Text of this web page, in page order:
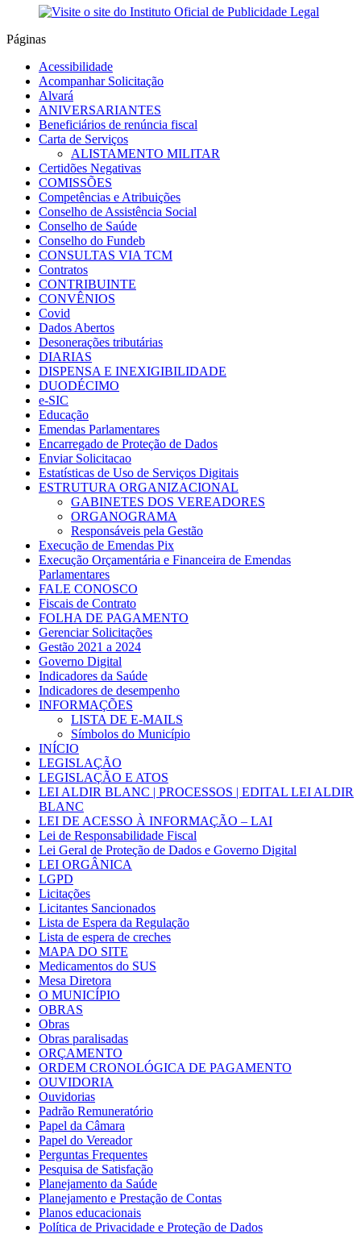
Páginas
Acessibilidade
Acompanhar Solicitação
Alvará
ANIVERSARIANTES
Beneficiários de renúncia fiscal
Carta de Serviços
ALISTAMENTO MILITAR
Certidões Negativas
COMISSÕES
Competências e Atribuições
Conselho de Assistência Social
Conselho de Saúde
Conselho do Fundeb
CONSULTAS VIA TCM
Contratos
CONTRIBUINTE
CONVÊNIOS
Covid
Dados Abertos
Desonerações tributárias
DIARIAS
DISPENSA E INEXIGIBILIDADE
DUODÉCIMO
e-SIC
Educação
Emendas Parlamentares
Encarregado de Proteção de Dados
Enviar Solicitacao
Estatísticas de Uso de Serviços Digitais
ESTRUTURA ORGANIZACIONAL
GABINETES DOS VEREADORES
ORGANOGRAMA
Responsáveis pela Gestão
Execução de Emendas Pix
Execução Orçamentária e Financeira de Emendas
Parlamentares
FALE CONOSCO
Fiscais de Contrato
FOLHA DE PAGAMENTO
Gerenciar Solicitações
Gestão 2021 a 2024
Governo Digital
Indicadores da Saúde
Indicadores de desempenho
INFORMAÇÕES
LISTA DE E-MAILS
Símbolos do Município
INÍCIO
LEGISLAÇÃO
LEGISLAÇÃO E ATOS
LEI ALDIR BLANC | PROCESSOS | EDITAL LEI ALDIR
BLANC
LEI DE ACESSO À INFORMAÇÃO – LAI
Lei de Responsabilidade Fiscal
Lei Geral de Proteção de Dados e Governo Digital
LEI ORGÂNICA
LGPD
Licitações
Licitantes Sancionados
Lista de Espera da Regulação
Lista de espera de creches
MAPA DO SITE
Medicamentos do SUS
Mesa Diretora
O MUNICÍPIO
OBRAS
Obras
Obras paralisadas
ORÇAMENTO
ORDEM CRONOLÓGICA DE PAGAMENTO
OUVIDORIA
Ouvidorias
Padrão Remuneratório
Papel da Câmara
Papel do Vereador
Perguntas Frequentes
Pesquisa de Satisfação
Planejamento da Saúde
Planejamento e Prestação de Contas
Planos educacionais
Política de Privacidade e Proteção de Dados